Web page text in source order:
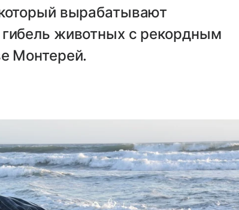
вырабатывают
животных с рекордным
Монтерей.